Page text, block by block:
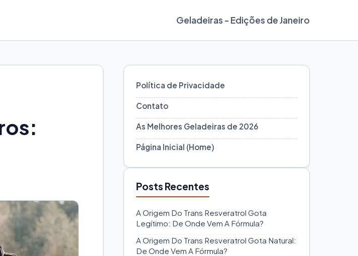
Geladeiras - Edições de Janeiro
Política de Privacidade
Contato
As Melhores Geladeiras de 2026
Página Inicial (Home)
Posts Recentes
A Origem Do Trans Resveratrol Gota
Legítimo: De Onde Vem A Fórmula?
A Origem Do Trans Resveratrol Gota Natural:
De Onde Vem A Fórmula?